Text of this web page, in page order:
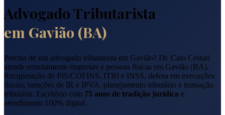
Advogado Tributarista
em Gavião (BA)
Precisa de um advogado tributarista em Gavião? Dr. Caio Cestari
atende remotamente empresas e pessoas físicas em Gavião (BA).
Recuperação de PIS/COFINS, ITBI e INSS, defesa em execuções
fiscais, isenções de IR e IPVA, planejamento tributário e transação
tributária. Escritório com 75 anos de tradição jurídica e
atendimento 100% digital.